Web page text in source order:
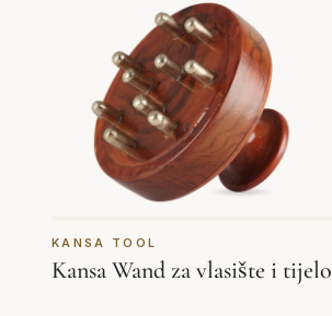
KANSA TOOL
Kansa Wand za vlasište i tijelo